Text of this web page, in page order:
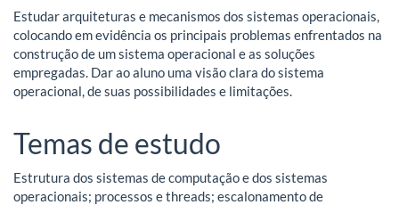
Estudar arquiteturas e mecanismos dos sistemas operacionais,
colocando em evidência os principais problemas enfrentados na
construção de um sistema operacional e as soluções
empregadas. Dar ao aluno uma visão clara do sistema
operacional, de suas possibilidades e limitações.
Temas de estudo
Estrutura dos sistemas de computação e dos sistemas
operacionais; processos e threads; escalonamento de